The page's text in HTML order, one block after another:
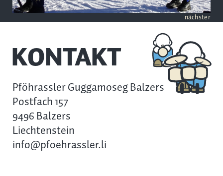
nächster
KONTAKT
Pföhrassler Guggamoseg Balzers
Postfach 157
9496 Balzers
Liechtenstein
info@pfoehrassler.li